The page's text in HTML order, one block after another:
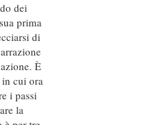
dei
prima
di
È
in cui ora
i passi
la